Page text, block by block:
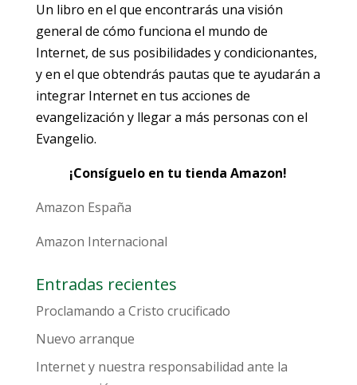
Un libro en el que encontrarás una visión
general de cómo funciona el mundo de
Internet, de sus posibilidades y condicionantes,
y en el que obtendrás pautas que te ayudarán a
integrar Internet en tus acciones de
evangelización y llegar a más personas con el
Evangelio.
¡Consíguelo en tu tienda Amazon!
Amazon España
Amazon Internacional
Entradas recientes
Proclamando a Cristo crucificado
Nuevo arranque
Internet y nuestra responsabilidad ante la